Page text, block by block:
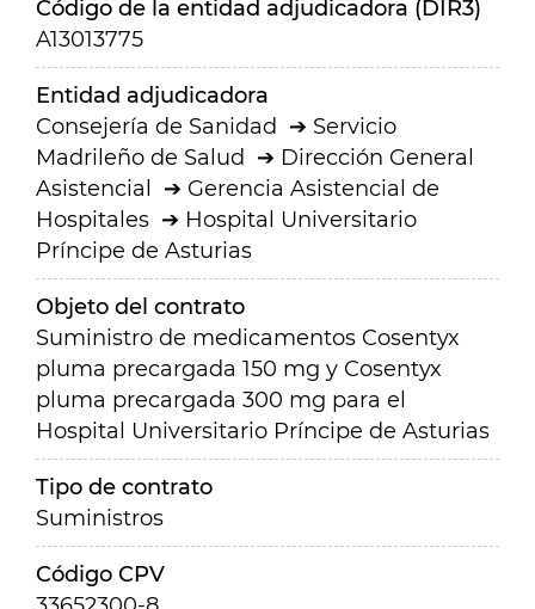
Código de la entidad adjudicadora (DIR3)
A13013775
Entidad adjudicadora
Consejería de Sanidad
Servicio
Madrileño de Salud
Dirección General
Asistencial
Gerencia Asistencial de
Hospitales
Hospital Universitario
Príncipe de Asturias
Objeto del contrato
Suministro de medicamentos Cosentyx
pluma precargada 150 mg y Cosentyx
pluma precargada 300 mg para el
Hospital Universitario Príncipe de Asturias
Tipo de contrato
Suministros
Código CPV